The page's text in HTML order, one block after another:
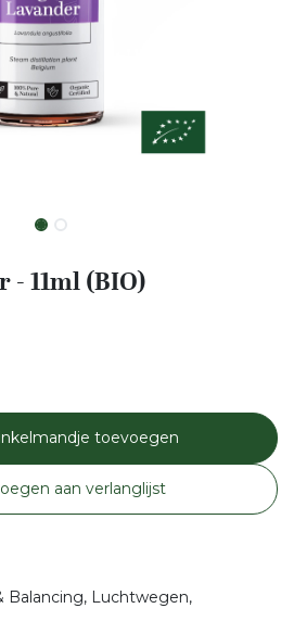
- 11ml (BIO)
toevoegen
aan verlanglijst
Balancing, Luchtwegen,